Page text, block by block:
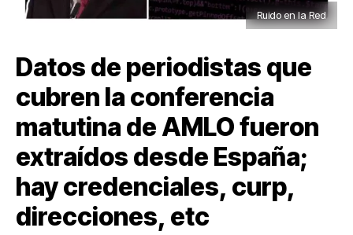
Ruido en la Red
Datos de periodistas que
cubren la conferencia
matutina de AMLO fueron
extraídos desde España;
hay credenciales, curp,
direcciones, etc